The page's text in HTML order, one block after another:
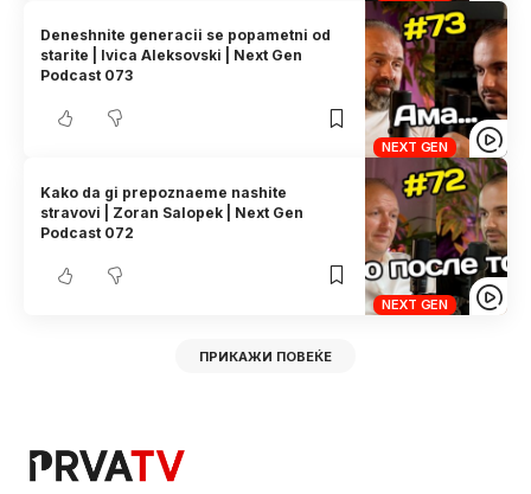
NEXT GEN
Deneshnite generacii se popametni od
starite | Ivica Aleksovski | Next Gen
Podcast 073
NEXT GEN
Kako da gi prepoznaeme nashite
stravovi | Zoran Salopek | Next Gen
Podcast 072
ПРИКАЖИ ПОВЕЌЕ